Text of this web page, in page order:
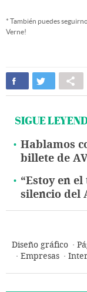
* También puedes
Verne!
SIGUE
Hablamos
billete de
“Estoy en
silencio del
Diseño gráfico
Empresas